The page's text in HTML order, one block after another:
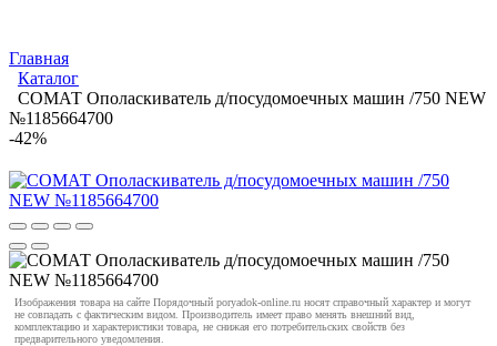
Главная
Каталог
СОМАТ Ополаскиватель д/посудомоечных машин /750 NEW
№1185664700
-42%
Изображения товара на сайте Порядочный poryadok-online.ru носят справочный характер и могут
не совпадать с фактическим видом. Производитель имеет право менять внешний вид,
комплектацию и характеристики товара, не снижая его потребительских свойств без
предварительного уведомления.